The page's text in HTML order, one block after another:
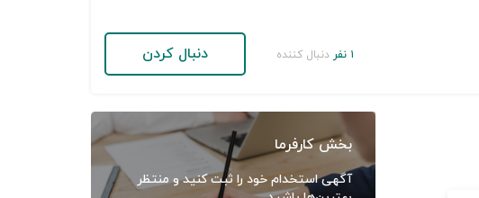
۱ نفر دنبال کننده دنبال کردن
بخش کارفرما
آگهی استخدام خود را ثبت کنید و منتظر